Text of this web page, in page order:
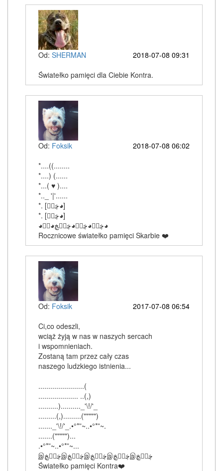
Od: SHERMAN
2018-07-08 09:31
Światełko pamięci dla Ciebie Kontra.
Od: Foksik
2018-07-08 06:02
*....((........
*....) (......
*...( ♥ )....
*.._ '|'......
‎*. [ڿڰۣ◕]
‎*. [ڿڰۣ◕]
‎◕ڿڰۣ◕ڿڰۣ◕ڿڰۣڿ◕ڰۣ◕
Rocznicowe światełko pamięci Skarbie ❤️
Od: Foksik
2017-07-08 06:54
Ci,co odeszli,
wciąż żyją w nas w naszych sercach
i wspomnieniach.
Zostaną tam przez cały czas
naszego ludzkiego istnienia...
.......................(
.................... ..(,)
..........).........._'\!/'_
.........(,).........(""""")
......._'\!/'_.•°*”~..•°*”~.
.......(""""")...
.•°*”~..•°*”~...
இڿڰۣڿஇڿڰۣڿஇڿڰۣڿஇڿڰۣڿஇڿڰۣڿ
Światełko pamięci Kontra❤️